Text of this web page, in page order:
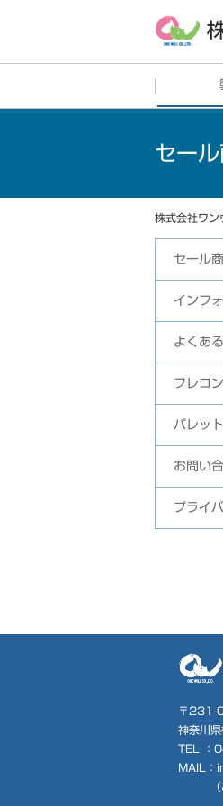
土のう・
プラス
その他
セー
株式会社ワ
セール
インフ
よくあ
フレコ
パレッ
お問い
プライ
〒231-
神奈川
TEL ：
MAIL：
（